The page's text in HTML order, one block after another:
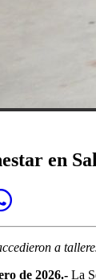
en
a
de 2026.- La